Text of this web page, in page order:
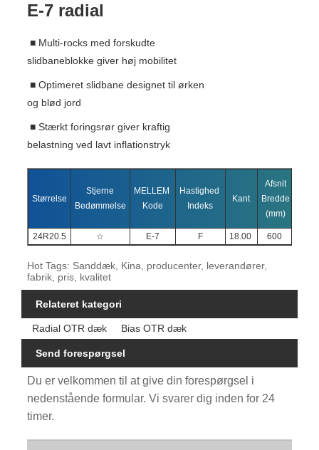
E-7 radial
■ Multi-rocks med forskudte
slidbaneblokke giver høj mobilitet
■ Optimeret slidbane designet til ørken
og blød jord
■ Stærkt foringsrør giver kraftig
belastning ved lavt inflationstryk
Størrelse
Stjerne
Bedømmelse
MELLEM
Kode
Hastighed
Indeks
Kant
Afsnit
Bredde
(mm)
24R20.5 ☆ E-7 F 18.00 600
Hot Tags: Sanddæk, Kina, producenter, leverandører,
fabrik, pris, kvalitet
Relateret kategori
Radial OTR dæk Bias OTR dæk
Send forespørgsel
Du er velkommen til at give din forespørgsel i
nedenstående formular. Vi svarer dig inden for 24
timer.